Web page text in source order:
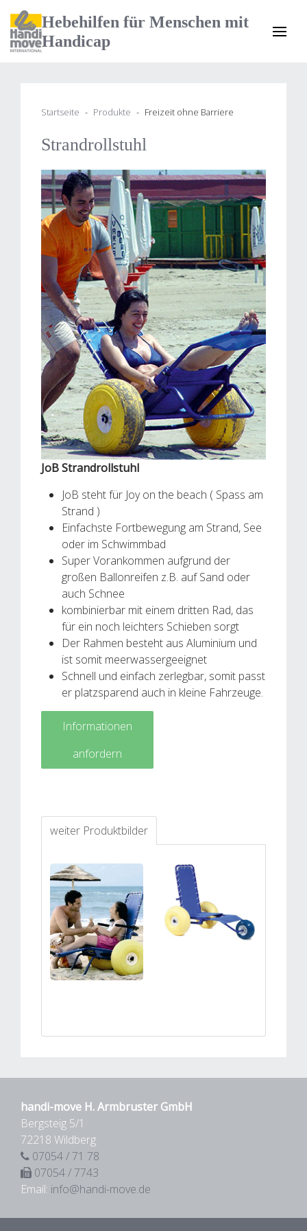
Hebehilfen für Menschen mit
Handicap
Startseite Produkte Freizeit ohne Barriere
Strandrollstuhl
JoB Strandrollstuhl
JoB steht für Joy on the beach ( Spass am
Strand )
Einfachste Fortbewegung am Strand, See
oder im Schwimmbad
Super Vorankommen aufgrund der
großen Ballonreifen z.B. auf Sand oder
auch Schnee
kombinierbar mit einem dritten Rad, das
für ein noch leichters Schieben sorgt
Der Rahmen besteht aus Aluminium und
ist somit meerwassergeeignet
Schnell und einfach zerlegbar, somit passt
er platzsparend auch in kleine Fahrzeuge.
Informationen
anfordern
weiter Produktbilder
handi-move H. Armbruster GmbH
Bergsteig 5/1
72218 Wildberg
07054 / 71 78
07054 / 7743
Email: info@handi-move.de